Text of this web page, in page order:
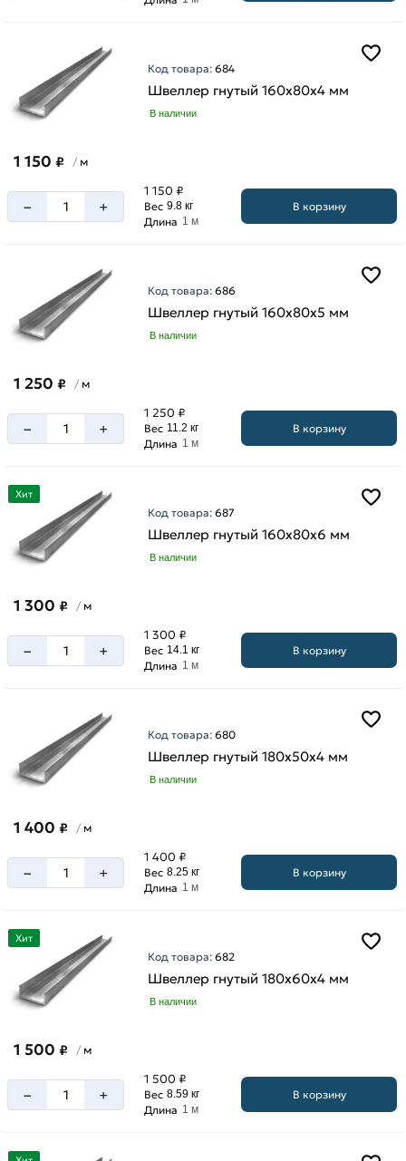
Код товара:684
Швеллер гнутый 160х80х4 мм
В наличии
1 150 ₽ / м
– +
1 150 ₽
Вес 9.8 кг
Длина 1 м
В корзину
Код товара:686
Швеллер гнутый 160х80х5 мм
В наличии
1 250 ₽ / м
– +
1 250 ₽
Вес 11.2 кг
Длина 1 м
В корзину
Хит
Код товара:687
Швеллер гнутый 160х80х6 мм
В наличии
1 300 ₽ / м
– +
1 300 ₽
Вес 14.1 кг
Длина 1 м
В корзину
Код товара:680
Швеллер гнутый 180х50х4 мм
В наличии
1 400 ₽ / м
– +
1 400 ₽
Вес 8.25 кг
Длина 1 м
В корзину
Хит
Код товара:682
Швеллер гнутый 180х60х4 мм
В наличии
1 500 ₽ / м
– +
1 500 ₽
Вес 8.59 кг
Длина 1 м
В корзину